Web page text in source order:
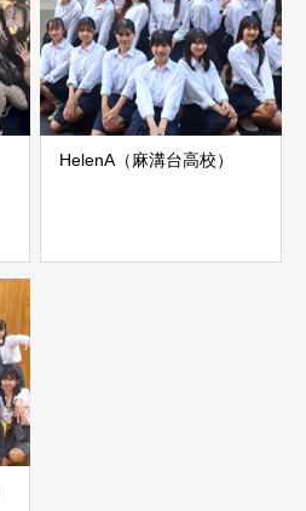
HelenA（麻溝台高校）